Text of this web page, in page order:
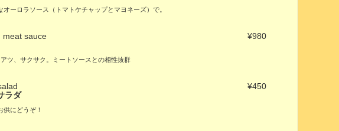
オーロラソース（トマトケチャップとマヨネーズ）で。
meat sauce
ツ、サクサク。ミートソースとの相性抜群
¥980
ラダ
供にどうぞ！
¥450